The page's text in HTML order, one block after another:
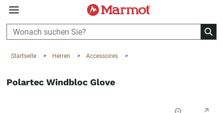
360°
Startseite > Herren > Accessoires >
Polartec Windbloc Glove